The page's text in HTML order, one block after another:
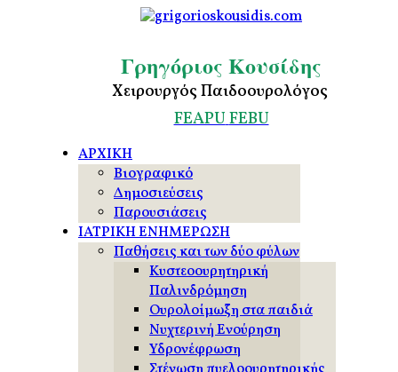
Γρηγόριος Κουσίδης
Χειρουργός Παιδοουρολόγος
FEAPUFEBU
ΑΡΧΙΚΗ
Βιογραφικό
Δημοσιεύσεις
Παρουσιάσεις
ΙΑΤΡΙΚΗ ΕΝΗΜΕΡΩΣΗ
Παθήσεις και των δύο φύλων
Κυστεοουρητηρική
Παλινδρόμηση
Ουρολοίμωξη στα παιδιά
Νυχτερινή Ενούρηση
Υδρονέφρωση